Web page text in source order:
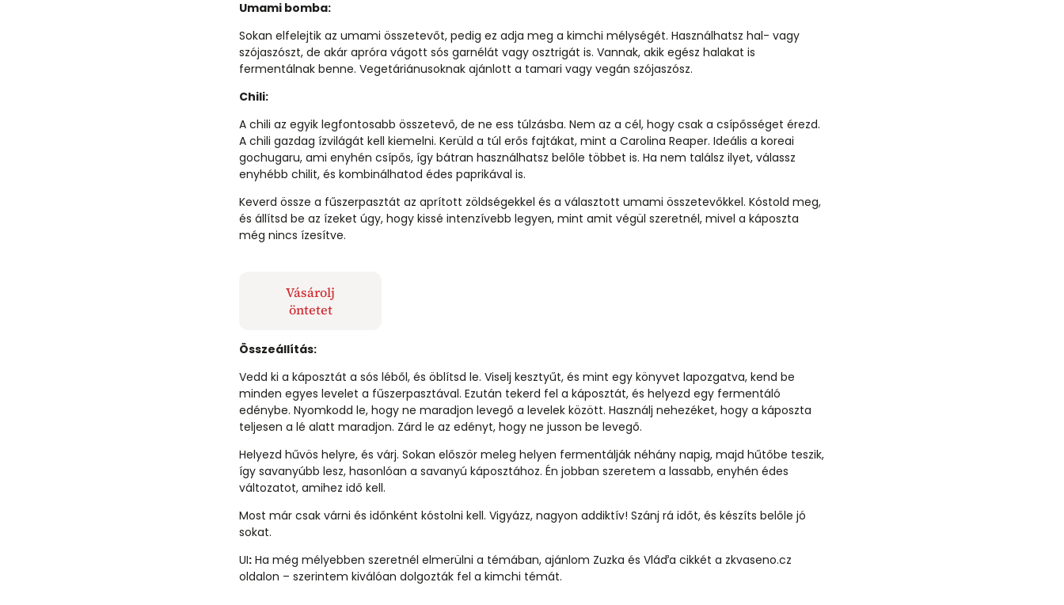
Umami bomba:
Sokan elfelejtik az umami összetevőt, pedig ez adja meg a kimchi mélységét. Használhatsz hal- vagy
szójaszószt, de akár apróra vágott sós garnélát vagy osztrigát is. Vannak, akik egész halakat is
fermentálnak benne. Vegetáriánusoknak ajánlott a tamari vagy vegán szójaszósz.
Chili:
A chili az egyik legfontosabb összetevő, de ne ess túlzásba. Nem az a cél, hogy csak a csípősséget érezd.
A chili gazdag ízvilágát kell kiemelni. Kerüld a túl erős fajtákat, mint a Carolina Reaper. Ideális a koreai
gochugaru, ami enyhén csípős, így bátran használhatsz belőle többet is. Ha nem találsz ilyet, válassz
enyhébb chilit, és kombinálhatod édes paprikával is.
Keverd össze a fűszerpasztát az aprított zöldségekkel és a választott umami összetevőkkel. Kóstold meg,
és állítsd be az ízeket úgy, hogy kissé intenzívebb legyen, mint amit végül szeretnél, mivel a káposzta
még nincs ízesítve.
Vásárolj
öntetet
Összeállítás:
Vedd ki a káposztát a sós léből, és öblítsd le. Viselj kesztyűt, és mint egy könyvet lapozgatva, kend be
minden egyes levelet a fűszerpasztával. Ezután tekerd fel a káposztát, és helyezd egy fermentáló
edénybe. Nyomkodd le, hogy ne maradjon levegő a levelek között. Használj nehezéket, hogy a káposzta
teljesen a lé alatt maradjon. Zárd le az edényt, hogy ne jusson be levegő.
Helyezd hűvös helyre, és várj. Sokan először meleg helyen fermentálják néhány napig, majd hűtőbe teszik,
így savanyúbb lesz, hasonlóan a savanyú káposztához. Én jobban szeretem a lassabb, enyhén édes
változatot, amihez idő kell.
Most már csak várni és időnként kóstolni kell. Vigyázz, nagyon addiktív! Szánj rá időt, és készíts belőle jó
sokat.
UI: Ha még mélyebben szeretnél elmerülni a témában, ajánlom Zuzka és Vláďa cikkét a zkvaseno.cz
oldalon – szerintem kiválóan dolgozták fel a kimchi témát.